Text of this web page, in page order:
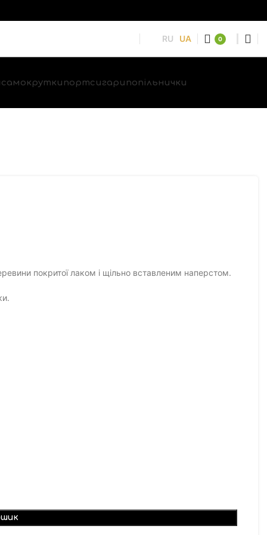
RU UA 0
самокрутки портсигари попільнички
покритої лаком і щільно вставленим наперстом.